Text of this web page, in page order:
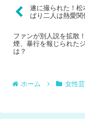
遂に撮られた！
ぱり二人は熱愛関
ファンが別人説を拡散
煙、暴行を報じられた
は？
ホーム 女性